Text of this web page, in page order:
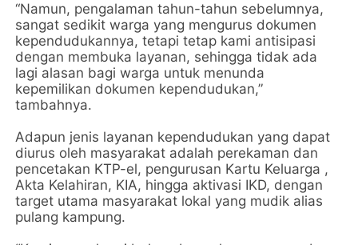
“Namun, pengalaman tahun-tahun sebelumnya,
sangat sedikit warga yang mengurus dokumen
kependudukannya, tetapi tetap kami antisipasi
dengan membuka layanan, sehingga tidak ada
lagi alasan bagi warga untuk menunda
kepemilikan dokumen kependudukan,”
tambahnya.
Adapun jenis layanan kependudukan yang dapat
diurus oleh masyarakat adalah perekaman dan
pencetakan KTP-el, pengurusan Kartu Keluarga ,
Akta Kelahiran, KIA, hingga aktivasi IKD, dengan
target utama masyarakat lokal yang mudik alias
pulang kampung.